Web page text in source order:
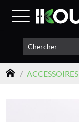
/ ACCESSOIRES